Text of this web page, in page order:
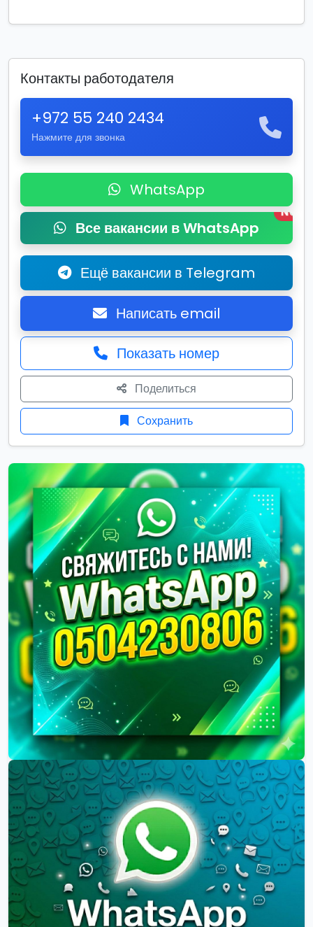
Контакты работодателя
+972 55 240 2434
Нажмите для звонка
WhatsApp
Все вакансии в WhatsApp
New
Ещё вакансии в Telegram
Написать email
Показать номер
Поделиться
Сохранить